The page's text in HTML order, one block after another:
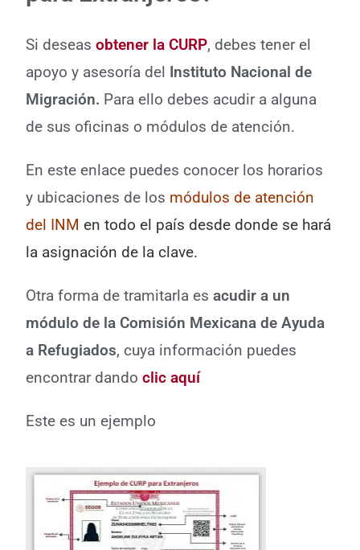
Si deseasobtener la CURP, debes tener el
apoyo y asesoría del Instituto Nacional de
Migración. Para ello debes acudir a alguna
de sus oficinas o módulos de atención.
En este enlace puedes conocer los horarios
y ubicaciones de los módulos de atención
del INM en todo el país desde donde se hará
la asignación de la clave.
Otra forma de tramitarla esacudir a un
módulo de la Comisión Mexicana de Ayuda
a Refugiados, cuya información puedes
encontrar dando clic aquí
Este es un ejemplo